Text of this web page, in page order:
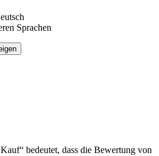
Sprachen
bedeutet, dass die Bewertung von